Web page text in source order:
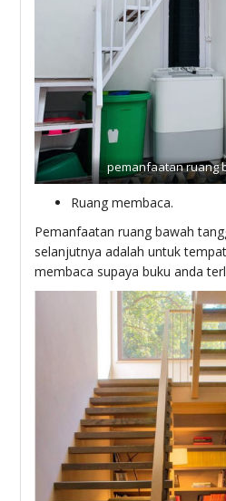
pemanfaatan ruang
Ruang membaca.
Pemanfaatan ruang bawah
selanjutnya adalah untuk
membaca supaya buku anda